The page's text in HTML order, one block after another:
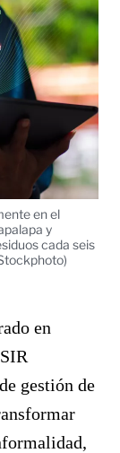
en el
y
cada seis
en
gestión de